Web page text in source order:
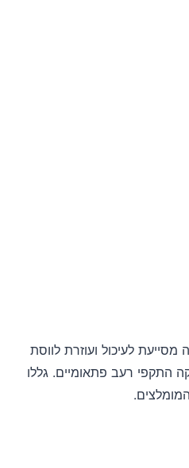
לעיכול ועוזרת לווסת
התקפי רעב פתאומיים. גללו